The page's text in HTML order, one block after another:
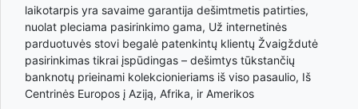
laikotarpis yra savaime garantija dešimtmetis patirties,
nuolat pleciama pasirinkimo gama, Už internetinės
parduotuvės stovi begalė patenkintų klientų Žvaigždutė
pasirinkimas tikrai įspūdingas – dešimtys tūkstančių
banknotų prieinami kolekcionieriams iš viso pasaulio, Iš
Centrinės Europos į Aziją, Afrika, ir Amerikos